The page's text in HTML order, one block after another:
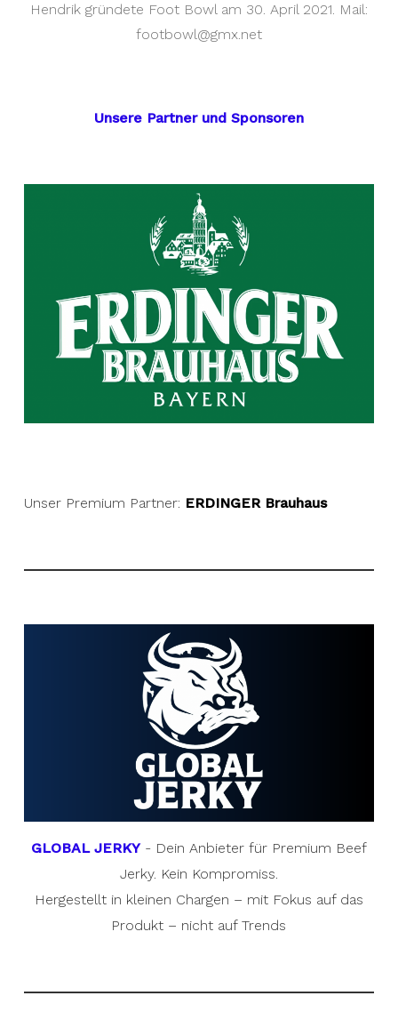
Hendrik gründete Foot Bowl am 30. April 2021. Mail:
footbowl@gmx.net
Unsere Partner und Sponsoren
Unser Premium Partner: ERDINGER Brauhaus
GLOBAL JERKY- Dein Anbieter für Premium Beef
Jerky. Kein Kompromiss.
Hergestellt in kleinen Chargen – mit Fokus auf das
Produkt – nicht auf Trends